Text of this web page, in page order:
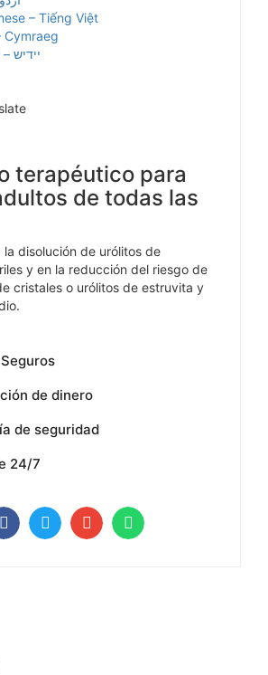
– Tiếng Việt
Cymraeg
Yiddish – יידיש
terapéutico para
de todas las
disolución de urólitos de
y en la reducción del riesgo de
cristales o urólitos de estruvita y
de dinero
de seguridad
24/7